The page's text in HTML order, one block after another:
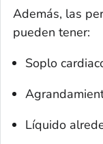
Además, las
pueden tener:
Soplo
Líquido